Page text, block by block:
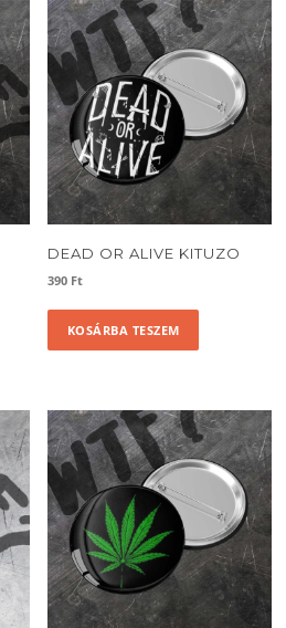
DEAD OR ALIVE KITUZO
390 Ft
KOSÁRBA TESZEM